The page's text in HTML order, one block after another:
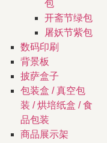
包
开斋节绿包
屠妖节紫包
数码印刷
背景板
披萨盒子
包装盒 / 真空包
装 / 烘培纸盒 / 食
品包装
商品展示架